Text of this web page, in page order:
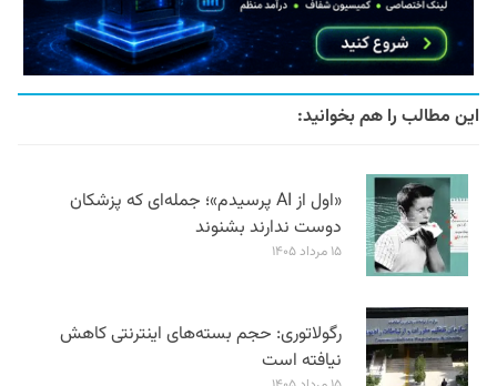
این مطالب را هم بخوانید:
«اول از AI پرسیدم»؛ جمله‌ای که پزشکان
دوست ندارند بشنوند
۱۵ مرداد ۱۴۰۵
رگولاتوری: حجم بسته‌های اینترنتی کاهش
نیافته است